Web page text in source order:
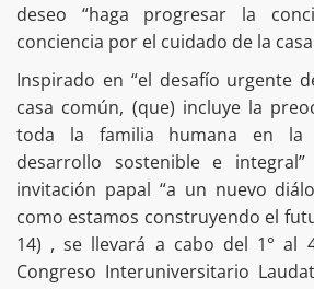
deseo “haga progresar la
conciencia por el cuidado de la
Inspirado en “el desafío urgente
casa común, (que) incluye la
toda la familia humana en la
desarrollo sostenible e
invitación papal “a un nuevo
como estamos construyendo el
14) , se llevará a cabo del 1° al
Congreso Interuniversitario